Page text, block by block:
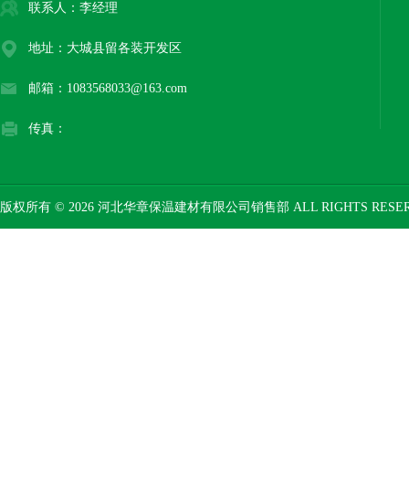
联系人：李经理
地址：大城县留各装开发区
邮箱：1083568033@163.com
传真：
版权所有 © 2026 河北华章保温建材有限公司销售部 ALL RIGHTS